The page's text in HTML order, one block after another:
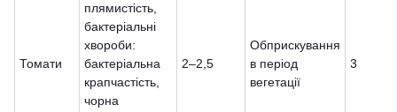
Томати
плямистість,
бактеріальні
хвороби:
бактеріальна
крапчастість,
чорна
2–2,5
Обприскування
в період
вегетації
3